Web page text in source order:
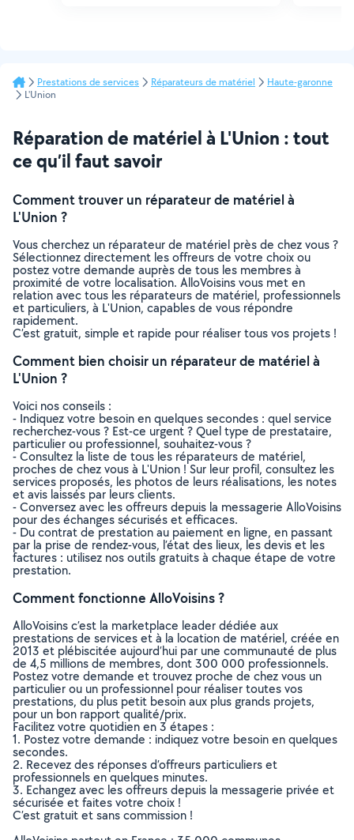
Prestations de services Réparateurs de matériel
Haute-garonne
L'Union
Réparation de matériel à L'Union : tout
ce qu’il faut savoir
Comment trouver un réparateur de matériel à
L'Union ?
Vous cherchez un réparateur de matériel près de chez vous ?
Sélectionnez directement les offreurs de votre choix ou
postez votre demande auprès de tous les membres à
proximité de votre localisation. AlloVoisins vous met en
relation avec tous les réparateurs de matériel, professionnels
et particuliers, à L'Union, capables de vous répondre
rapidement.
C’est gratuit, simple et rapide pour réaliser tous vos projets !
Comment bien choisir un réparateur de matériel à
L'Union ?
Voici nos conseils :
- Indiquez votre besoin en quelques secondes : quel service
recherchez-vous ? Est-ce urgent ? Quel type de prestataire,
particulier ou professionnel, souhaitez-vous ?
- Consultez la liste de tous les réparateurs de matériel,
proches de chez vous à L'Union ! Sur leur profil, consultez les
services proposés, les photos de leurs réalisations, les notes
et avis laissés par leurs clients.
- Conversez avec les offreurs depuis la messagerie AlloVoisins
pour des échanges sécurisés et efficaces.
- Du contrat de prestation au paiement en ligne, en passant
par la prise de rendez-vous, l’état des lieux, les devis et les
factures : utilisez nos outils gratuits à chaque étape de votre
prestation.
Comment fonctionne AlloVoisins ?
AlloVoisins c’est la marketplace leader dédiée aux
prestations de services et à la location de matériel, créée en
2013 et plébiscitée aujourd’hui par une communauté de plus
de 4,5 millions de membres, dont 300 000 professionnels.
Postez votre demande et trouvez proche de chez vous un
particulier ou un professionnel pour réaliser toutes vos
prestations, du plus petit besoin aux plus grands projets,
pour un bon rapport qualité/prix.
Facilitez votre quotidien en 3 étapes :
1. Postez votre demande : indiquez votre besoin en quelques
secondes.
2. Recevez des réponses d’offreurs particuliers et
professionnels en quelques minutes.
3. Echangez avec les offreurs depuis la messagerie privée et
sécurisée et faites votre choix !
C’est gratuit et sans commission !